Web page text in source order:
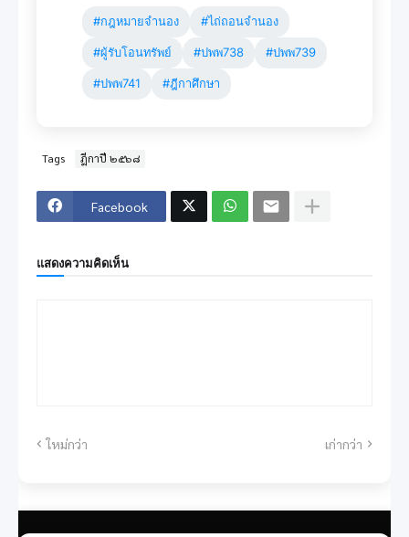
#กฎหมายจำนอง #ไถ่ถอนจำนอง
#ผู้รับโอนทรัพย์ #ปพพ738 #ปพพ739
#ปพพ741 #ฎีกาศึกษา
Tags ฎีกาปี ๒๕๖๘
Facebook
แสดงความคิดเห็น
ใหม่กว่า เก่ากว่า